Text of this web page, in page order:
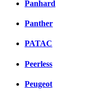
Panhard
Panther
PATAC
Peerless
Peugeot